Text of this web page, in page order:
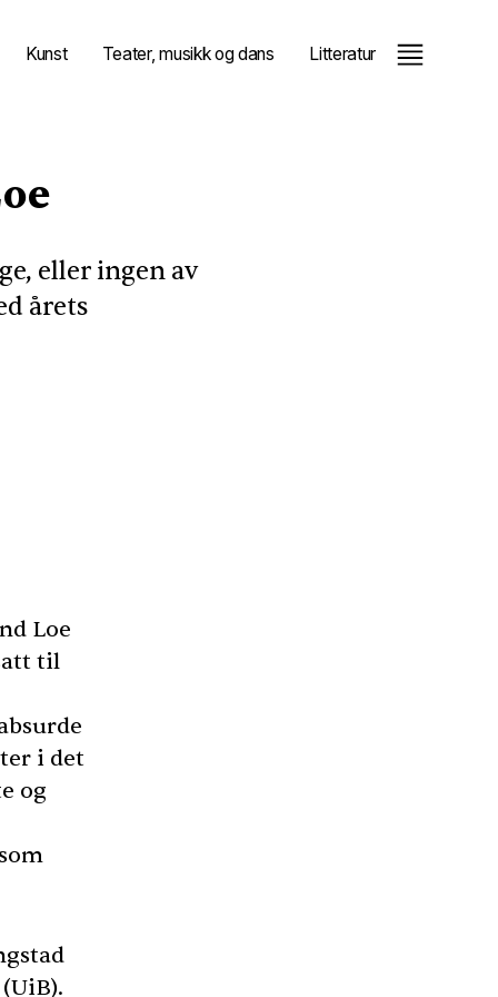
Kunst Teater, musikk og dans Litteratur
eller ingen av
årets
Loe
til
i det
og